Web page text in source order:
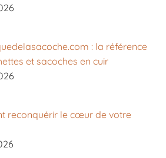
: la référence
et sacoches en cuir
reconquérir le cœur de votre